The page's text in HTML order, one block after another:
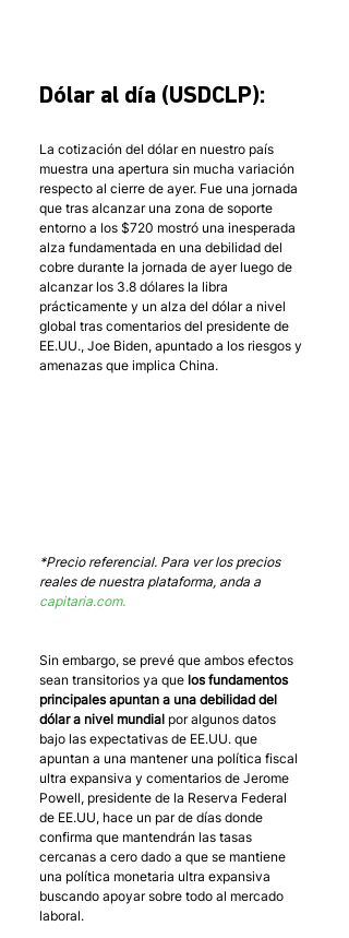
Dólar al día (USDCLP):
La cotización del dólar en nuestro país
muestra una apertura sin mucha variación
respecto al cierre de ayer. Fue una jornada
que tras alcanzar una zona de soporte
entorno a los $720 mostró una inesperada
alza fundamentada en una debilidad del
cobre durante la jornada de ayer luego de
alcanzar los 3.8 dólares la libra
prácticamente y un alza del dólar a nivel
global tras comentarios del presidente de
EE.UU., Joe Biden, apuntado a los riesgos y
amenazas que implica China.
*Precio referencial. Para ver los precios
reales de nuestra plataforma, anda a
capitaria.com.
Sin embargo, se prevé que ambos efectos
sean transitorios ya que los fundamentos
principales apuntan a una debilidad del
dólar a nivel mundial por algunos datos
bajo las expectativas de EE.UU. que
apuntan a una mantener una política fiscal
ultra expansiva y comentarios de Jerome
Powell, presidente de la Reserva Federal
de EE.UU, hace un par de días donde
confirma que mantendrán las tasas
cercanas a cero dado a que se mantiene
una política monetaria ultra expansiva
buscando apoyar sobre todo al mercado
laboral.